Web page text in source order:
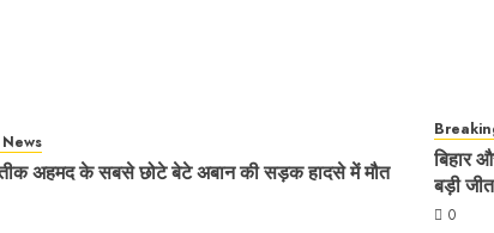
अहमद के सबसे छोटे बेटे अबान की सड़क हादसे में मौत
बिहार
बड़ी
0